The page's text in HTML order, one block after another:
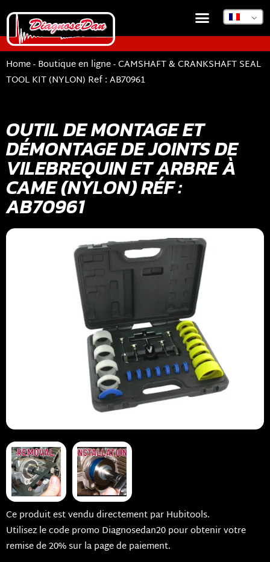
Home-Boutique en ligne-CAMSHAFT & CRANKSHAFT SEAL
TOOL KIT (NYLON) Ref : AB70961
OUTIL DE MONTAGE ET
DÉMONTAGE DE JOINTS DE
VILEBREQUIN ET ARBRE À
CAME (NYLON) RÉF :
AB70961
Ce produit est vendu directement par Hubitools.
Utilisez le code promo Diagnosedan20 pour obtenir votre
remise de 20% sur la page de paiement.